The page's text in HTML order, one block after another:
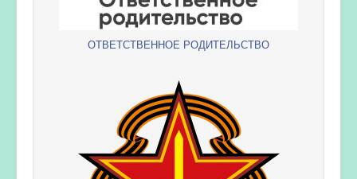
ОТВЕТСТВЕННОЕ РОДИТЕЛЬСТВО